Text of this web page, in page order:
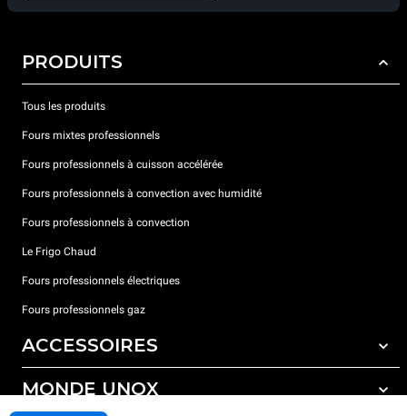
PRODUITS
Tous les produits
Fours mixtes professionnels
Fours professionnels à cuisson accélérée
Fours professionnels à convection avec humidité
Fours professionnels à convection
Le Frigo Chaud
Fours professionnels électriques
Fours professionnels gaz
ACCESSOIRES
Tous les accessoires
MONDE UNOX